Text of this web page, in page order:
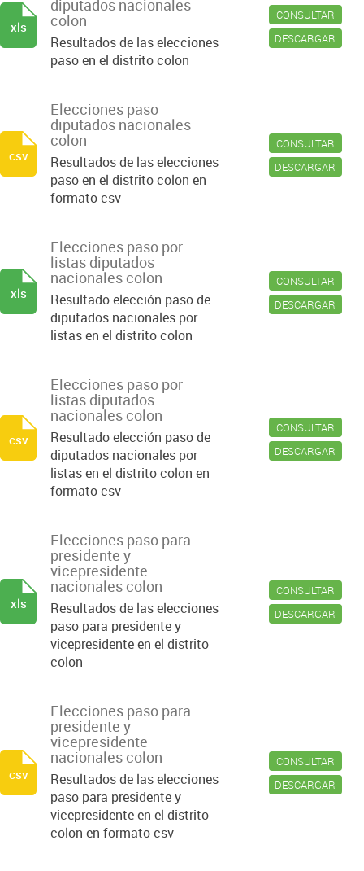
CONSULTAR
DESCARGAR
diputados nacionales
colon
Resultados de las elecciones
paso en el distrito colon
xls
CONSULTAR
DESCARGAR
Elecciones paso
diputados nacionales
colon
Resultados de las elecciones
paso en el distrito colon en
formato csv
csv
CONSULTAR
DESCARGAR
Elecciones paso por
listas diputados
nacionales colon
Resultado elección paso de
diputados nacionales por
listas en el distrito colon
xls
CONSULTAR
DESCARGAR
Elecciones paso por
listas diputados
nacionales colon
Resultado elección paso de
diputados nacionales por
listas en el distrito colon en
formato csv
csv
CONSULTAR
DESCARGAR
Elecciones paso para
presidente y
vicepresidente
nacionales colon
Resultados de las elecciones
paso para presidente y
vicepresidente en el distrito
colon
xls
CONSULTAR
DESCARGAR
Elecciones paso para
presidente y
vicepresidente
nacionales colon
Resultados de las elecciones
paso para presidente y
vicepresidente en el distrito
colon en formato csv
csv